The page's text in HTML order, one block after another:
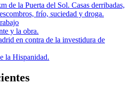
de la Puerta del Sol. Casas derribadas,
frío, suciedad y droga.
y la obra.
en contra de la investidura de
la Hispanidad.